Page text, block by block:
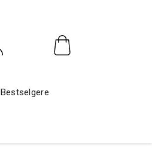
Bestselgere